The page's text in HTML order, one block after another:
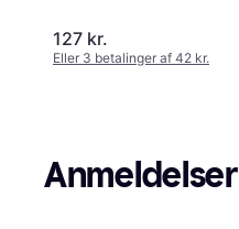
127 kr.
Eller 3 betalinger af 42 kr.
Anmeldelser